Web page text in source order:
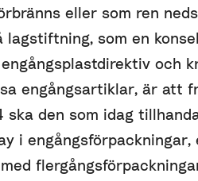
eller som ren
lagstiftning, som en
och
engångsartiklar, är att
ska den som idag
i engångsförpackningar,